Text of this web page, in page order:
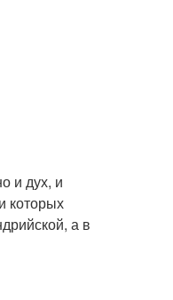
и дух, и
которых
а в